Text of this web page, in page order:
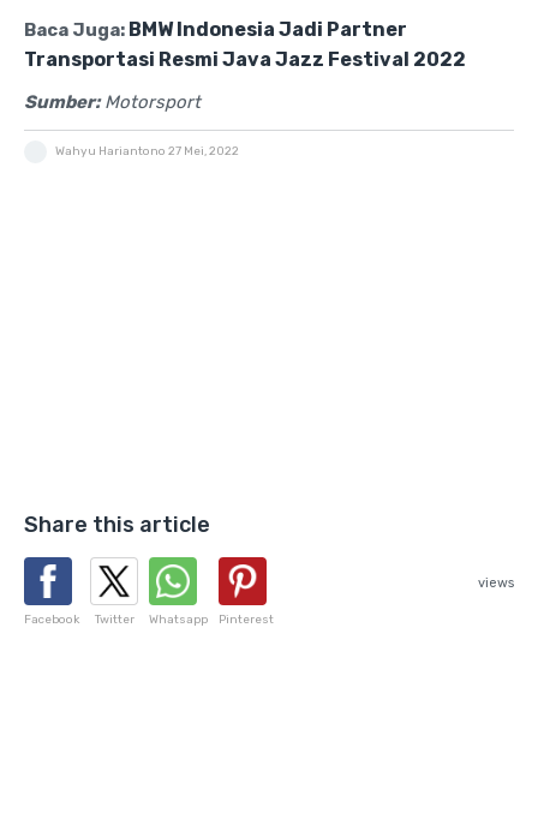
Baca Juga: BMW Indonesia Jadi Partner
Transportasi Resmi Java Jazz Festival 2022
Sumber:Motorsport
Wahyu Hariantono 27 Mei, 2022
Share this article
Facebook Twitter Whatsapp Pinterest
views